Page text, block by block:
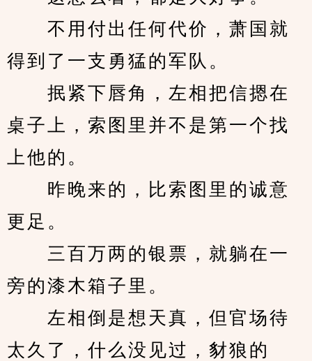
不用付出任何代价，萧国就
得到了一支勇猛的军队。
抿紧下唇角，左相把信摁在
桌子上，索图里并不是第一个找
上他的。
昨晚来的，比索图里的诚意
更足。
三百万两的银票，就躺在一
旁的漆木箱子里。
左相倒是想天真，但官场待
太久了，什么没见过，豺狼的